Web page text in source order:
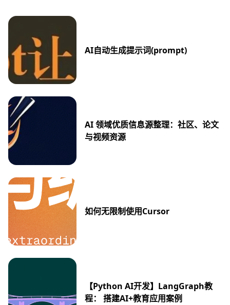
AI自动生成提示词(prompt)
AI 领域优质信息源整理：社区、论文
与视频资源
如何无限制使用Cursor
【Python AI开发】LangGraph教
程： 搭建AI+教育应用案例